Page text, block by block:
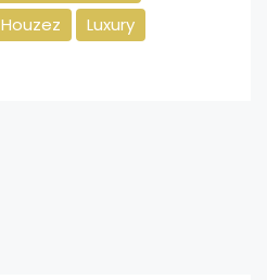
Houzez
Luxury